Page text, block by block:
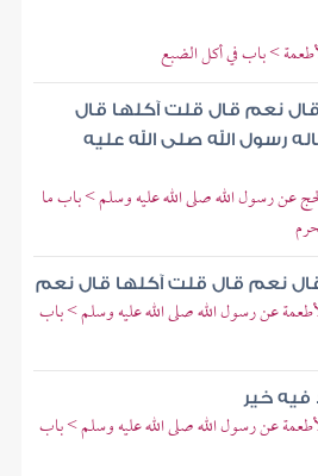
> باب في أكل الضبع
نعم قال قلت آكلها قال
رسول الله صلى الله عليه
عن رسول الله صلى الله عليه وسلم > باب ما
نعم قال قلت آكلها قال نعم
عن رسول الله صلى الله عليه وسلم > باب
فيه خير
عن رسول الله صلى الله عليه وسلم > باب